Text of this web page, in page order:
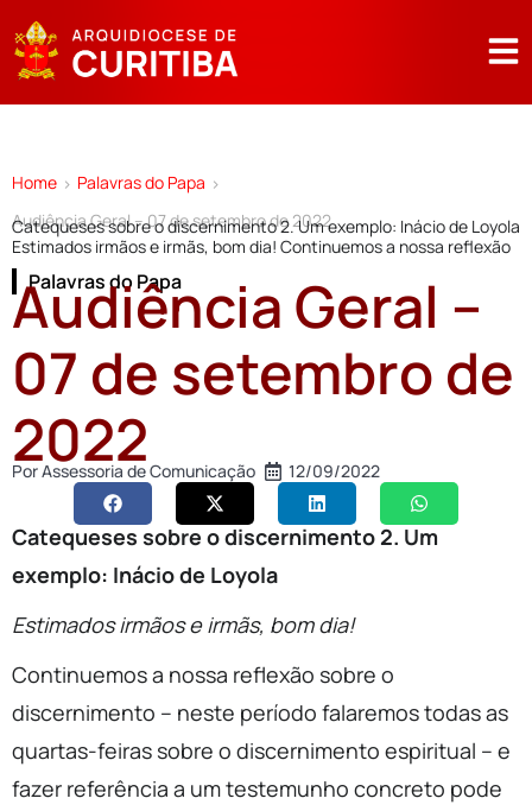
Home > Palavras do Papa >
Audiência Geral – 07 de setembro de 2022
Catequeses sobre o discernimento 2. Um exemplo: Inácio de Loyola
Estimados irmãos e irmãs, bom dia! Continuemos a nossa reflexão
Palavras do Papa
Audiência Geral –
07 de setembro de
2022
PorAssessoria de Comunicação 12/09/2022
Catequeses sobre o discernimento 2. Um
exemplo: Inácio de Loyola
Estimados irmãos e irmãs, bom dia!
Continuemos a nossa reflexão sobre o
discernimento – neste período falaremos todas as
quartas-feiras sobre o discernimento espiritual – e
fazer referência a um testemunho concreto pode